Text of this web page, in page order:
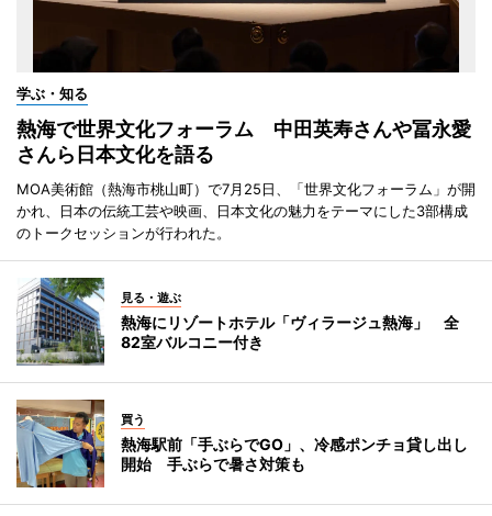
学ぶ・知る
熱海で世界文化フォーラム 中田英寿さんや冨永愛
さんら日本文化を語る
MOA美術館（熱海市桃山町）で7月25日、「世界文化フォーラム」が開
かれ、日本の伝統工芸や映画、日本文化の魅力をテーマにした3部構成
のトークセッションが行われた。
見る・遊ぶ
熱海にリゾートホテル「ヴィラージュ熱海」 全
82室バルコニー付き
買う
熱海駅前「手ぶらでGO」、冷感ポンチョ貸し出し
開始 手ぶらで暑さ対策も